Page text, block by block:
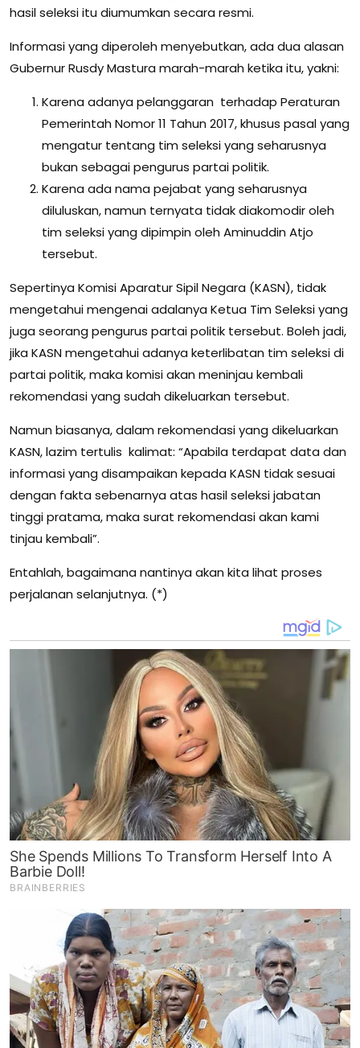
hasil seleksi itu diumumkan secara resmi.
Informasi yang diperoleh menyebutkan, ada dua alasan
Gubernur Rusdy Mastura marah-marah ketika itu, yakni:
Karena adanya pelanggaran terhadap Peraturan
Pemerintah Nomor 11 Tahun 2017, khusus pasal yang
mengatur tentang tim seleksi yang seharusnya
bukan sebagai pengurus partai politik.
Karena ada nama pejabat yang seharusnya
diluluskan, namun ternyata tidak diakomodir oleh
tim seleksi yang dipimpin oleh Aminuddin Atjo
tersebut.
Sepertinya Komisi Aparatur Sipil Negara (KASN), tidak
mengetahui mengenai adalanya Ketua Tim Seleksi yang
juga seorang pengurus partai politik tersebut. Boleh jadi,
jika KASN mengetahui adanya keterlibatan tim seleksi di
partai politik, maka komisi akan meninjau kembali
rekomendasi yang sudah dikeluarkan tersebut.
Namun biasanya, dalam rekomendasi yang dikeluarkan
KASN, lazim tertulis kalimat: “Apabila terdapat data dan
informasi yang disampaikan kepada KASN tidak sesuai
dengan fakta sebenarnya atas hasil seleksi jabatan
tinggi pratama, maka surat rekomendasi akan kami
tinjau kembali”.
Entahlah, bagaimana nantinya akan kita lihat proses
perjalanan selanjutnya. (*)